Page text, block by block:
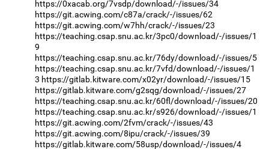
https://0xacab.org/7vsdp/download/-/issues/34
https://git.acwing.com/c87a/crack/-/issues/62
https://git.acwing.com/w7hh/crack/-/issues/23
https://teaching.csap.snu.ac.kr/3pc0/download/-/issues/1
9
https://teaching.csap.snu.ac.kr/76dy/download/-/issues/5
https://teaching.csap.snu.ac.kr/7vfd/download/-/issues/1
3 https://gitlab.kitware.com/x02yr/download/-/issues/15
https://gitlab.kitware.com/g2sqg/download/-/issues/27
https://teaching.csap.snu.ac.kr/60fl/download/-/issues/20
https://teaching.csap.snu.ac.kr/s926/download/-/issues/1
https://git.acwing.com/2fvm/crack/-/issues/43
https://git.acwing.com/8ipu/crack/-/issues/39
https://gitlab.kitware.com/58usp/download/-/issues/4